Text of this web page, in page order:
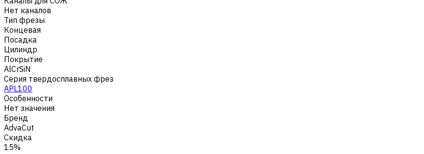
Нет каналов
Тип фрезы
Концевая
Посадка
Цилиндр
Покрытие
AlCrSiN
Серия твердосплавных фрез
APL100
Особенности
Нет значения
Бренд
AdvaCut
Скидка
15%